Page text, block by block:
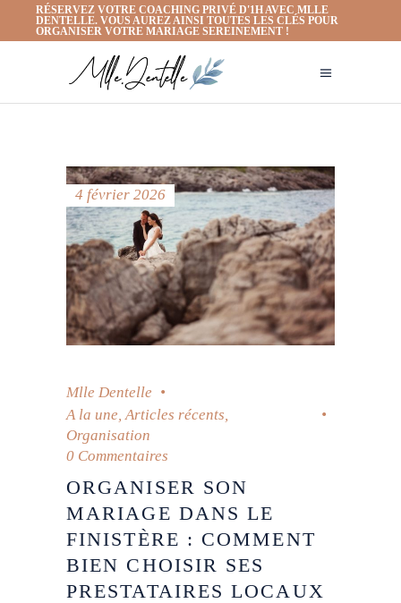
RÉSERVEZ VOTRE COACHING PRIVÉ D'1H AVEC MLLE
DENTELLE. VOUS AUREZ AINSI TOUTES LES CLÉS POUR
ORGANISER VOTRE MARIAGE SEREINEMENT !
4 février 2026
Mlle Dentelle
A la une,Articles récents,
Organisation
0 Commentaires
ORGANISER SON
MARIAGE DANS LE
FINISTÈRE : COMMENT
BIEN CHOISIR SES
PRESTATAIRES LOCAUX